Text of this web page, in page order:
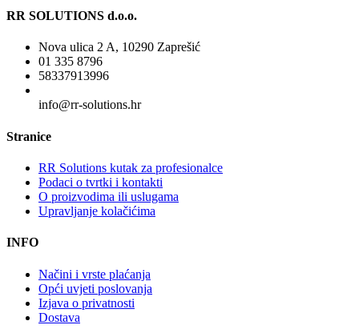
RR SOLUTIONS d.o.o.
Nova ulica 2 A, 10290 Zaprešić
01 335 8796
58337913996
info@rr-solutions.hr
Stranice
RR Solutions kutak za profesionalce
Podaci o tvrtki i kontakti
O proizvodima ili uslugama
Upravljanje kolačićima
INFO
Načini i vrste plaćanja
Opći uvjeti poslovanja
Izjava o privatnosti
Dostava